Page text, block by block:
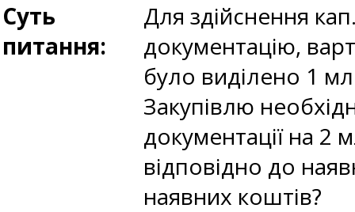
Суть
питання:
Для здійснення
документацію,
було виділено 1
Закупівлю
документації на 2
відповідно до
наявних коштів?